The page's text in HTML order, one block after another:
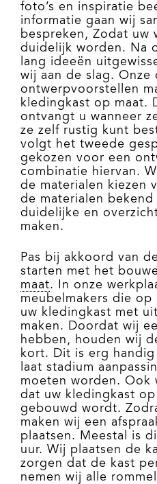
foto’s en inspiratie
informatie gaan wij
bespreken, Zodat uw
duidelijk worden. Na
lang ideeën
wij aan de slag. Onze
ontwerpvoorstellen
kledingkast op maat.
ontvangt u wanneer
ze zelf rustig kunt
volgt het tweede
gekozen voor een
combinatie hiervan.
de materialen kiezen
de materialen
duidelijke en
maken.
Pas bij akkoord van
starten met het
maat. In onze
meubelmakers die op
uw kledingkast met
maken. Doordat wij
hebben, houden wij
kort. Dit is erg
laat stadium
moeten worden. Ook
dat uw kledingkast
gebouwd wordt.
maken wij een
plaatsen. Meestal is
uur. Wij plaatsen de
zorgen dat de kast
nemen wij alle